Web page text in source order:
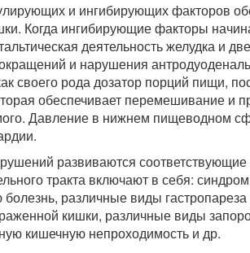
и ингибирующих факторов
Когда ингибирующие факторы
деятельность желудка и
и нарушения
своего рода дозатор порций пищи,
обеспечивает перемешивание и
Давление в нижнем пищеводном
развиваются
тракта включают в себя:
различные виды гастропареза
кишки, различные виды
кишечную непроходимость и др.